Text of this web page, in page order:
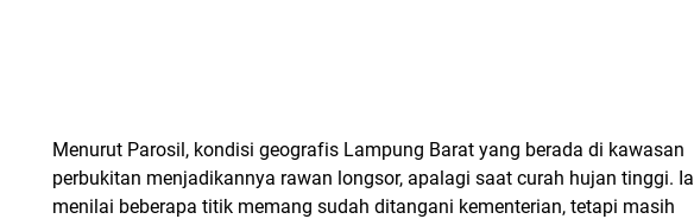
Menurut Parosil, kondisi geografis Lampung Barat yang berada di kawasan
perbukitan menjadikannya rawan longsor, apalagi saat curah hujan tinggi. Ia
menilai beberapa titik memang sudah ditangani kementerian, tetapi masih